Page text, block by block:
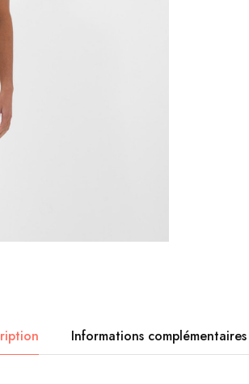
Informations complémentaires